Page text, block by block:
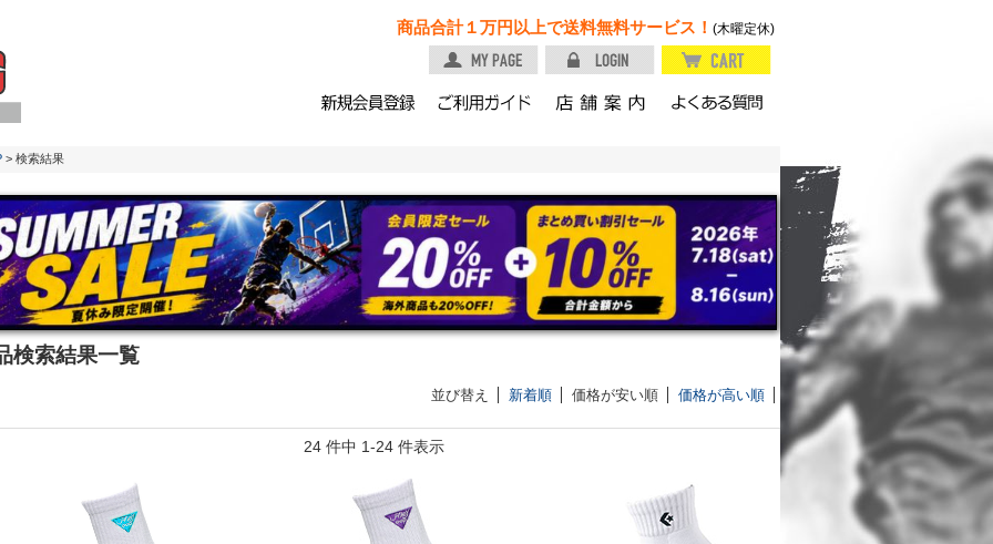
商品合計１万円以上で送料無料サービス！ (木曜定休)
> 検索結果
検索結果一覧
並び替え 新着順 価格が安い順 価格が高い順
24 件中 1-24 件表示